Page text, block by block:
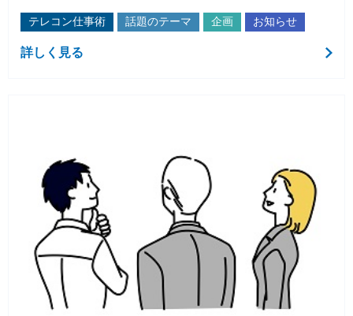
テレコン仕事術 話題のテーマ 企画 お知らせ
詳しく見る